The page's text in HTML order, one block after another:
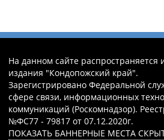
На данном сайте распространяется
издания "Кондопожский край".
Зарегистрировано Федеральной
сфере связи, информационных
коммуникаций (Роскомнадзор).
№ФС77 - 79817 от 07.12.2020г.
ПОКАЗАТЬ БАННЕРНЫЕ МЕСТА